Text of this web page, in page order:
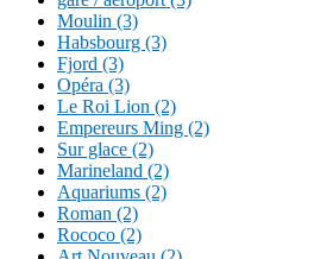
Moulin (3)
Habsbourg (3)
Fjord (3)
Opéra (3)
Le Roi Lion (2)
Empereurs Ming (2)
Sur glace (2)
Marineland (2)
Aquariums (2)
Roman (2)
Rococo (2)